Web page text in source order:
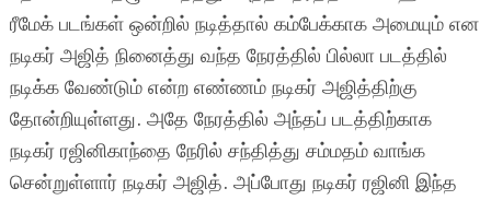
ரீமேக் படங்கள் ஒன்றில் நடித்தால் கம்பேக்காக அமையும் என
நடிகர் அஜித் நினைத்து வந்த நேரத்தில் பில்லா படத்தில்
நடிக்க வேண்டும் என்ற எண்ணம் நடிகர் அஜித்திற்கு
தோன்றியுள்ளது. அதே நேரத்தில் அந்தப் படத்திற்காக
நடிகர் ரஜினிகாந்தை நேரில் சந்தித்து சம்மதம் வாங்க
சென்றுள்ளார் நடிகர் அஜித். அப்போது நடிகர் ரஜினி இந்த